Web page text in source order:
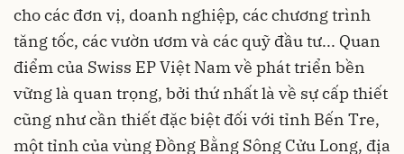
cho các đơn vị, doanh nghiệp, các chương trình
tăng tốc, các vườn ươm và các quỹ đầu tư... Quan
điểm của Swiss EP Việt Nam về phát triển bền
vững là quan trọng, bởi thứ nhất là về sự cấp thiết
cũng như cần thiết đặc biệt đối với tỉnh Bến Tre,
một tỉnh của vùng Đồng Bằng Sông Cửu Long, địa